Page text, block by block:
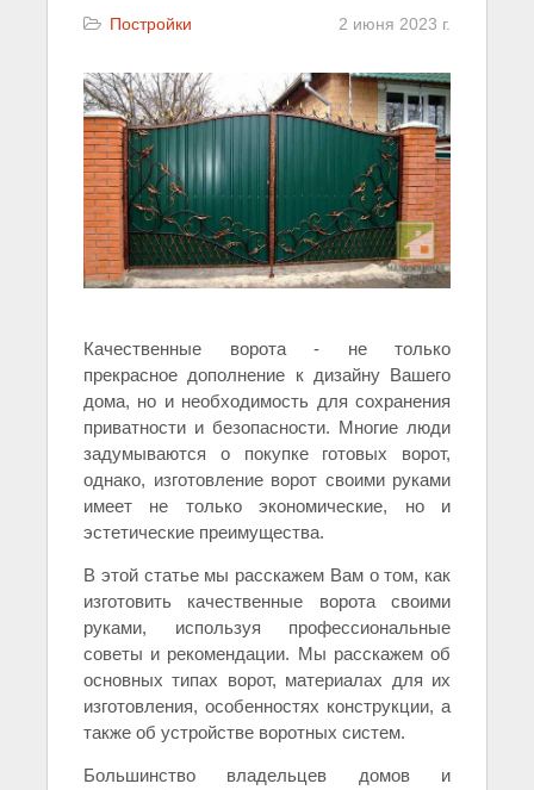
Постройки 2 июня 2023 г.
Качественные ворота - не только
прекрасное дополнение к дизайну Вашего
дома, но и необходимость для сохранения
приватности и безопасности. Многие люди
задумываются о покупке готовых ворот,
однако, изготовление ворот своими руками
имеет не только экономические, но и
эстетические преимущества.
В этой статье мы расскажем Вам о том, как
изготовить качественные ворота своими
руками, используя профессиональные
советы и рекомендации. Мы расскажем об
основных типах ворот, материалах для их
изготовления, особенностях конструкции, а
также об устройстве воротных систем.
Большинство владельцев домов и